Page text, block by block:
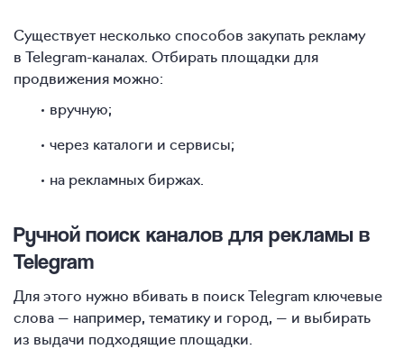
Существует несколько способов закупать рекламу
в Telegram-каналах. Отбирать площадки для
продвижения можно:
вручную;
через каталоги и сервисы;
на рекламных биржах.
Ручной поиск каналов для рекламы в
Telegram
Для этого нужно вбивать в поиск Telegram ключевые
слова — например, тематику и город, — и выбирать
из выдачи подходящие площадки.